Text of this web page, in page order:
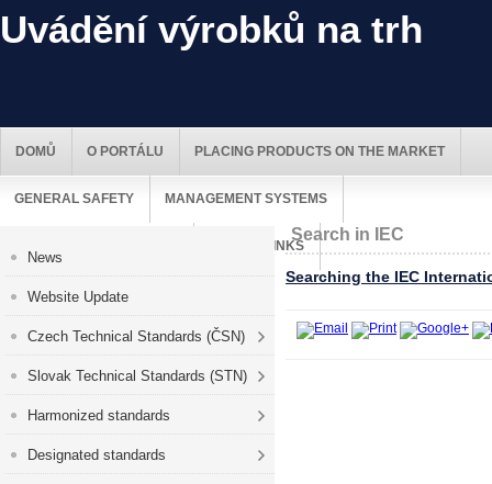
Uvádění výrobků na trh
DOMŮ O PORTÁLU PLACING PRODUCTS ON THE MARKET
GENERAL SAFETY MANAGEMENT SYSTEMS
USEFUL LINKS
News
Website Update
Czech Technical Standards (ČSN)
Slovak Technical Standards (STN)
Harmonized standards
Designated standards
Search in IEC
Searching the IEC